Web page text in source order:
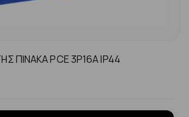
ΠΙΝΑΚΑ PCE 3P16A ΙP44